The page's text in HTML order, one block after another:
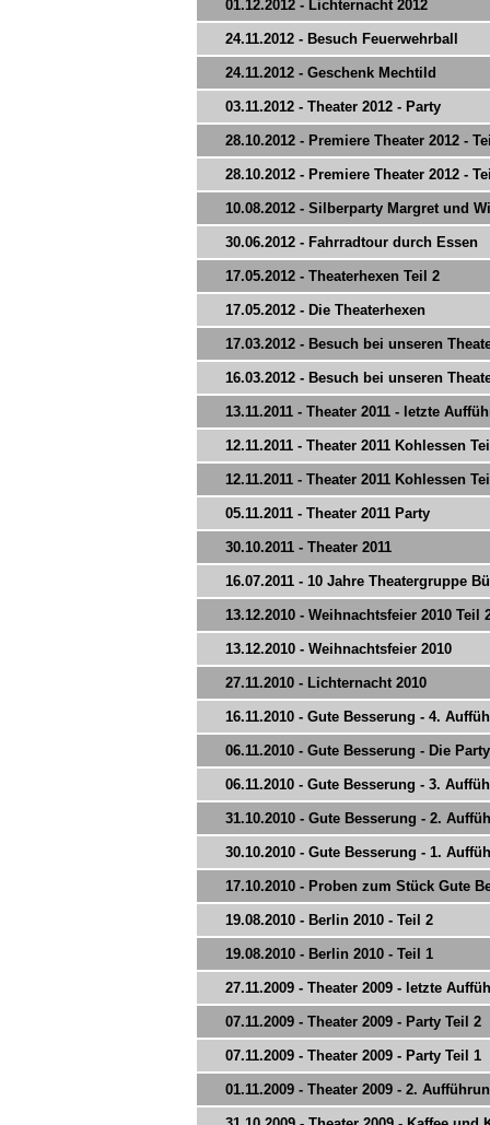
01.12.2012 - Lichternacht 2012
24.11.2012 - Besuch Feuerwehrball
24.11.2012 - Geschenk Mechtild
03.11.2012 - Theater 2012 - Party
28.10.2012 - Premiere Theater 2012 -
28.10.2012 - Premiere Theater 2012 -
10.08.2012 - Silberparty Margret und
30.06.2012 - Fahrradtour durch Essen
17.05.2012 - Theaterhexen Teil 2
17.05.2012 - Die Theaterhexen
17.03.2012 - Besuch bei unseren
16.03.2012 - Besuch bei unseren
13.11.2011 - Theater 2011 - letzte
12.11.2011 - Theater 2011 Kohlessen
12.11.2011 - Theater 2011 Kohlessen
05.11.2011 - Theater 2011 Party
30.10.2011 - Theater 2011
16.07.2011 - 10 Jahre Theatergruppe
13.12.2010 - Weihnachtsfeier 2010 Teil
13.12.2010 - Weihnachtsfeier 2010
27.11.2010 - Lichternacht 2010
16.11.2010 - Gute Besserung - 4.
06.11.2010 - Gute Besserung - Die Party
06.11.2010 - Gute Besserung - 3.
31.10.2010 - Gute Besserung - 2.
30.10.2010 - Gute Besserung - 1.
17.10.2010 - Proben zum Stück Gute
19.08.2010 - Berlin 2010 - Teil 2
19.08.2010 - Berlin 2010 - Teil 1
27.11.2009 - Theater 2009 - letzte
07.11.2009 - Theater 2009 - Party Teil 2
07.11.2009 - Theater 2009 - Party Teil 1
01.11.2009 - Theater 2009 - 2.